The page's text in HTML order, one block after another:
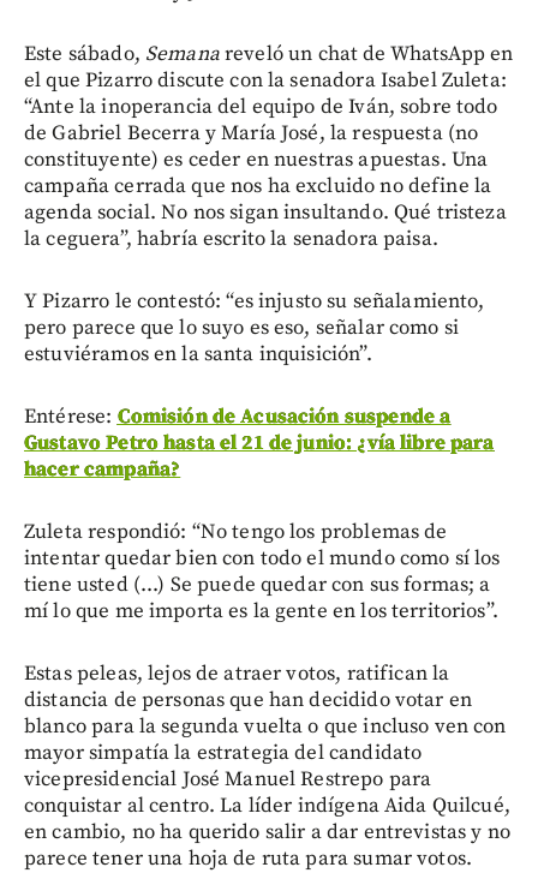
Este sábado, Semanareveló un chat de WhatsApp en
el que Pizarro discute con la senadora Isabel Zuleta:
“Ante la inoperancia del equipo de Iván, sobre todo
de Gabriel Becerra y María José, la respuesta (no
constituyente) es ceder en nuestras apuestas. Una
campaña cerrada que nos ha excluido no define la
agenda social. No nos sigan insultando. Qué tristeza
la ceguera”, habría escrito la senadora paisa.
Y Pizarro le contestó: “es injusto su señalamiento,
pero parece que lo suyo es eso, señalar como si
estuviéramos en la santa inquisición”.
Entérese: Comisión de Acusación suspende a
Gustavo Petro hasta el 21 de junio: ¿vía libre para
hacer campaña?
Zuleta respondió: “No tengo los problemas de
intentar quedar bien con todo el mundo como sí los
tiene usted (...) Se puede quedar con sus formas; a
mí lo que me importa es la gente en los territorios”.
Estas peleas, lejos de atraer votos, ratifican la
distancia de personas que han decidido votar en
blanco para la segunda vuelta o que incluso ven con
mayor simpatía la estrategia del candidato
vicepresidencial José Manuel Restrepo para
conquistar al centro. La líder indígena Aida Quilcué,
en cambio, no ha querido salir a dar entrevistas y no
parece tener una hoja de ruta para sumar votos.